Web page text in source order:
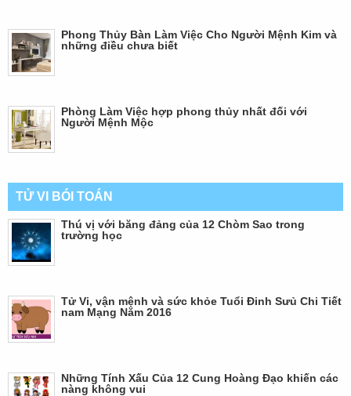
Phong Thủy Bàn Làm Việc Cho Người Mệnh Kim và
những điều chưa biết
Phòng Làm Việc hợp phong thủy nhất đối với
Người Mệnh Mộc
TỬ VI BÓI TOÁN
Thú vị với băng đảng của 12 Chòm Sao trong
trường học
Tử Vi, vận mệnh và sức khỏe Tuổi Đinh Sưủ Chi Tiết
nam Mạng Năm 2016
Những Tính Xấu Của 12 Cung Hoàng Đạo khiến các
nàng không vui